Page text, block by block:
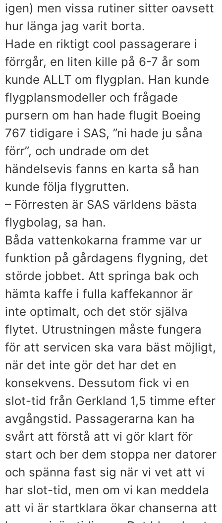
igen) men vissa rutiner sitter oavsett
hur länga jag varit borta.
Hade en riktigt cool passagerare i
förrgår, en liten kille på 6-7 år som
kunde ALLT om flygplan. Han kunde
flygplansmodeller och frågade
pursern om han hade flugit Boeing
767 tidigare i SAS, ”ni hade ju såna
förr”, och undrade om det
händelsevis fanns en karta så han
kunde följa flygrutten.
– Förresten är SAS världens bästa
flygbolag, sa han.
Båda vattenkokarna framme var ur
funktion på gårdagens flygning, det
störde jobbet. Att springa bak och
hämta kaffe i fulla kaffekannor är
inte optimalt, och det stör själva
flytet. Utrustningen måste fungera
för att servicen ska vara bäst möjligt,
när det inte gör det har det en
konsekvens. Dessutom fick vi en
slot-tid från Gerkland 1,5 timme efter
avgångstid. Passagerarna kan ha
svårt att förstå att vi gör klart för
start och ber dem stoppa ner datorer
och spänna fast sig när vi vet att vi
har slot-tid, men om vi kan meddela
att vi är startklara ökar chanserna att